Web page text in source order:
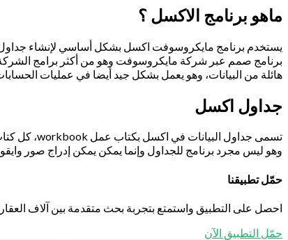
ماهو برنامج الاكسل ؟
يستخدم برنامج مايكروسوفت اكسل بشكل أساسي لإنشاء جداول
برنامج صمم عبر شركة مايكروسوفت وهو من أكثر برامج الشركة
هائلة من البيانات، وهو يعمل بشكل جيد أيضا في عمليات
جداول اكسل
وهو ليس مجرد برنامج للجداول وإنما يمكن يمكن إدراج صور
حمّل تطبيقنا
احصل على التطبيق واستمتع بتجربة بحث متقدمة بين آلاف
حمّل التطبيق الآن